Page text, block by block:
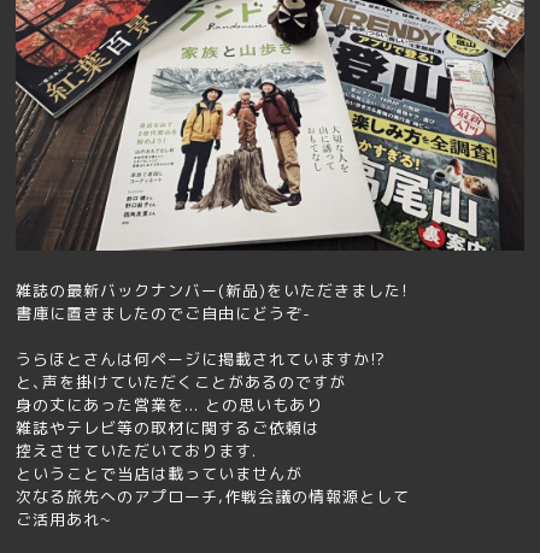
雑誌の最新バックナンバー(新品)をいただきました!
書庫に置きましたのでご自由にどうぞ-
うらほとさんは何ページに掲載されていますか!?
と､声を掛けていただくことがあるのですが
身の丈にあった営業を... との思いもあり
雑誌やテレビ等の取材に関するご依頼は
控えさせていただいております.
ということで当店は載っていませんが
次なる旅先へのアプローチ,作戦会議の情報源として
ご活用あれ~